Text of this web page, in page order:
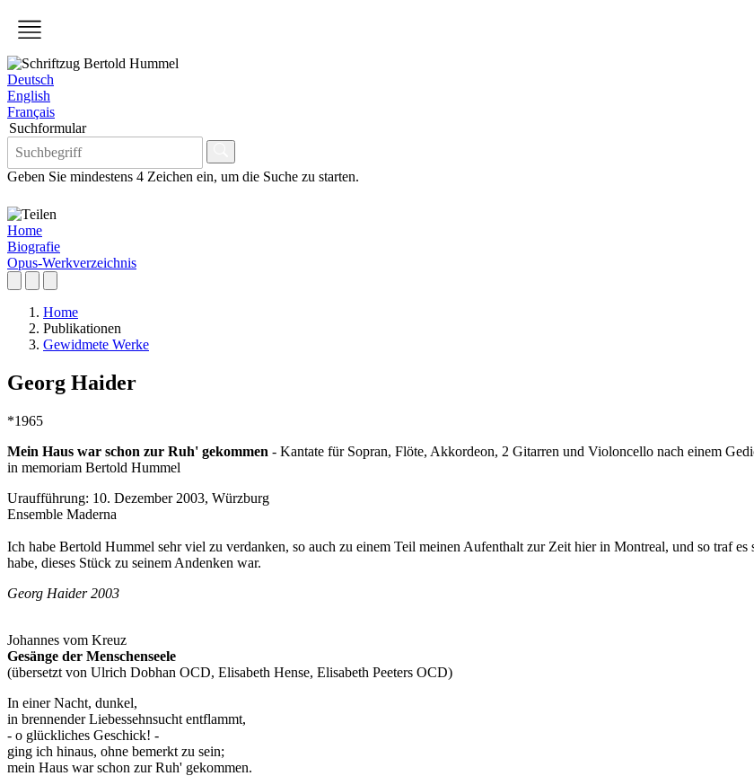
Deutsch
English
Français
Suchformular
Geben Sie mindestens 4 Zeichen ein, um die Suche zu starten.
Home
Biografie
Opus-Werkverzeichnis
Home
Publikationen
Gewidmete Werke
Georg Haider
*1965
Mein Haus war schon zur Ruh' gekommen - Kantate für Sopran, Flöte, Akkordeon, 2 Gitarren und Violoncello nach einem
in memoriam Bertold Hummel
Uraufführung: 10. Dezember 2003, Würzburg
Ensemble Maderna
Ich habe Bertold Hummel sehr viel zu verdanken, so auch zu einem Teil meinen Aufenthalt zur Zeit hier in Montreal, und so traf
habe, dieses Stück zu seinem Andenken war.
Georg Haider 2003
Johannes vom Kreuz
Gesänge der Menschenseele
(übersetzt von Ulrich Dobhan OCD, Elisabeth Hense, Elisabeth Peeters OCD)
In einer Nacht, dunkel,
in brennender Liebessehnsucht entflammt,
- o glückliches Geschick! -
ging ich hinaus, ohne bemerkt zu sein;
mein Haus war schon zur Ruh' gekommen.